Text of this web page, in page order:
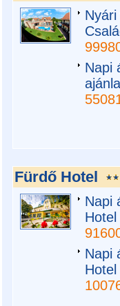
Napi
Fürdő Hotel
Napi
Hotel
Napi
Hotel